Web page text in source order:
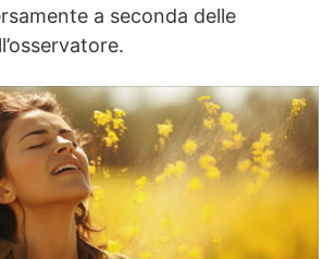
a seconda delle